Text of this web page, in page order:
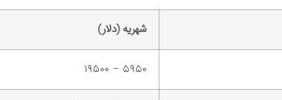
شهریه (دلار)
۵۹۵۰ – ۱۹۵۰۰